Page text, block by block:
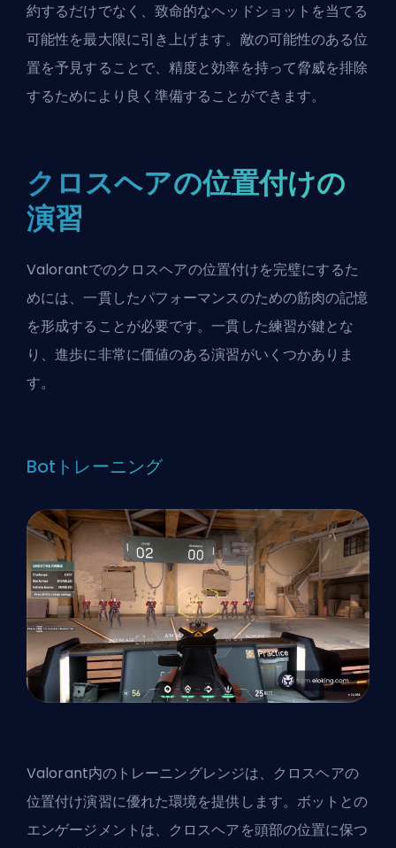
約するだけでなく、致命的なヘッドショットを当てる
可能性を最大限に引き上げます。敵の可能性のある位
置を予見することで、精度と効率を持って脅威を排除
するためにより良く準備することができます。
クロスヘアの位置付けの
演習
Valorantでのクロスヘアの位置付けを完璧にするた
めには、一貫したパフォーマンスのための筋肉の記憶
を形成することが必要です。一貫した練習が鍵とな
り、進歩に非常に価値のある演習がいくつかありま
す。
Botトレーニング
Valorant内のトレーニングレンジは、クロスヘアの
位置付け演習に優れた環境を提供します。ボットとの
エンゲージメントは、クロスヘアを頭部の位置に保つ